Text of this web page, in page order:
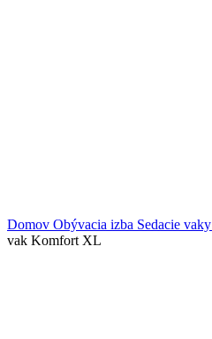
Domov Obývacia izba Sedacie vaky
vak Komfort XL